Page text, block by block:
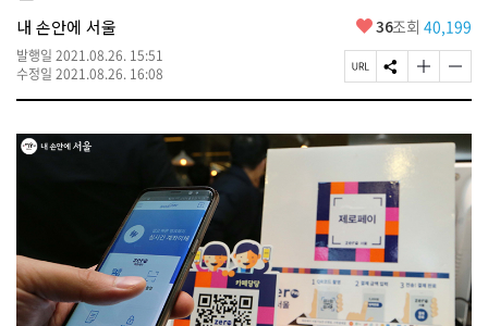
시
대
표
소
통
포
내 손안에 서울
발행일 2021.08.26. 15:51
수정일 2021.08.26. 16:08
좋
요
36조회 40,199
페
이
U
R
복
사
S
N
공
유
기
글
자
기
크
글
자
기
작
게
변
경
하